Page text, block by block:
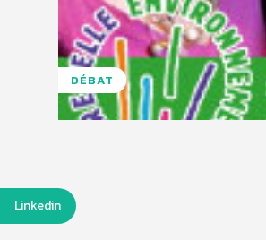
DÉBAT
Linkedin